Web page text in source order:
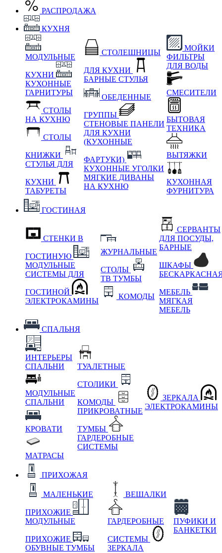
РАСПРОДАЖА
КУХНЯ
МОДУЛЬНЫЕ
КУХНИ
КУХОННЫЕ
ГАРНИТУРЫ
СТОЛЫ
НА КУХНЮ
СТОЛЫ
КНИЖКИ
СТУЛЬЯ ДЛЯ
КУХНИ
ТАБУРЕТЫ
СТОЛЕШНИЦЫ
ДЛЯ КУХНИ
БАРНЫЕ СТУЛЬЯ
ОБЕДЕННЫЕ
ГРУППЫ
СТЕНОВЫЕ ПАНЕЛИ
ДЛЯ КУХНИ
(КУХОННЫЕ
ФАРТУКИ)
КУХОННЫЕ УГОЛКИ
МЯГКИЕ ДИВАНЫ
НА КУХНЮ
МОЙКИ
ФИЛЬТРЫ
ДЛЯ ВОДЫ
СМЕСИТЕЛИ
БЫТОВАЯ
ТЕХНИКА
ВЫТЯЖКИ
КУХОННАЯ
ФУРНИТУРА
ГОСТИНАЯ
СТЕНКИ В
ГОСТИНУЮ
МОДУЛЬНЫЕ
СИСТЕМЫ ДЛЯ
ГОСТИНОЙ
ЭЛЕКТРОКАМИНЫ
ЖУРНАЛЬНЫЕ
СТОЛЫ
ТВ ТУМБЫ
КОМОДЫ
СЕРВАНТЫ
ДЛЯ ПОСУДЫ,
БАРНЫЕ
ШКАФЫ
МЕБЕЛЬ
МЯГКАЯ
МЕБЕЛЬ
СПАЛЬНЯ
ИНТЕРЬЕРЫ
СПАЛЬНИ
МОДУЛЬНЫЕ
СПАЛЬНИ
КРОВАТИ
МАТРАСЫ
ТУАЛЕТНЫЕ
СТОЛИКИ
КОМОДЫ
ПРИКРОВАТНЫЕ
ТУМБЫ
ГАРДЕРОБНЫЕ
СИСТЕМЫ
ЗЕРКАЛА
ЭЛЕКТРОКАМИНЫ
ПРИХОЖАЯ
МАЛЕНЬКИЕ
ПРИХОЖИЕ
МОДУЛЬНЫЕ
ПРИХОЖИЕ
ОБУВНЫЕ ТУМБЫ
ВЕШАЛКИ
ГАРДЕРОБНЫЕ
СИСТЕМЫ
ЗЕРКАЛА
ПУФИКИ И
БАНКЕТКИ